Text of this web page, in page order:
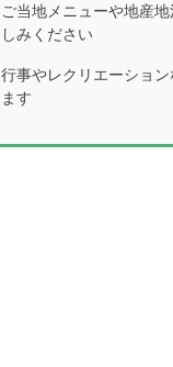
ご当地メニューや地産
しみください
行事やレクリエーショ
ます